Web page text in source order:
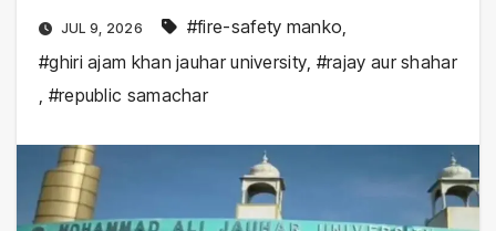
JUL 9, 2026 #fire-safety manko,
#ghiri ajam khan jauhar university, #rajay aur shahar
, #republic samachar